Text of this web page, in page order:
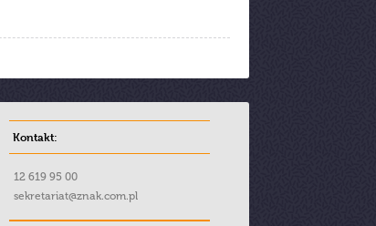
Kontakt:
12 619 95 00
sekretariat@znak.com.pl